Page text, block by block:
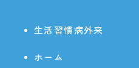
生活習慣病外来
ホーム